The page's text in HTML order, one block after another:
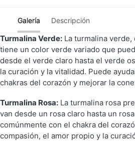
Galería Descripción
Turmalina Verde: La turmalina
tiene un color verde variado que
desde el verde claro hasta el verde
la curación y la vitalidad. Puede
chakras del corazón y mejorar la
Turmalina Rosa: La turmalina rosa
van desde un rosa claro hasta un
comúnmente con el chakra del
compasión, el amor propio y la